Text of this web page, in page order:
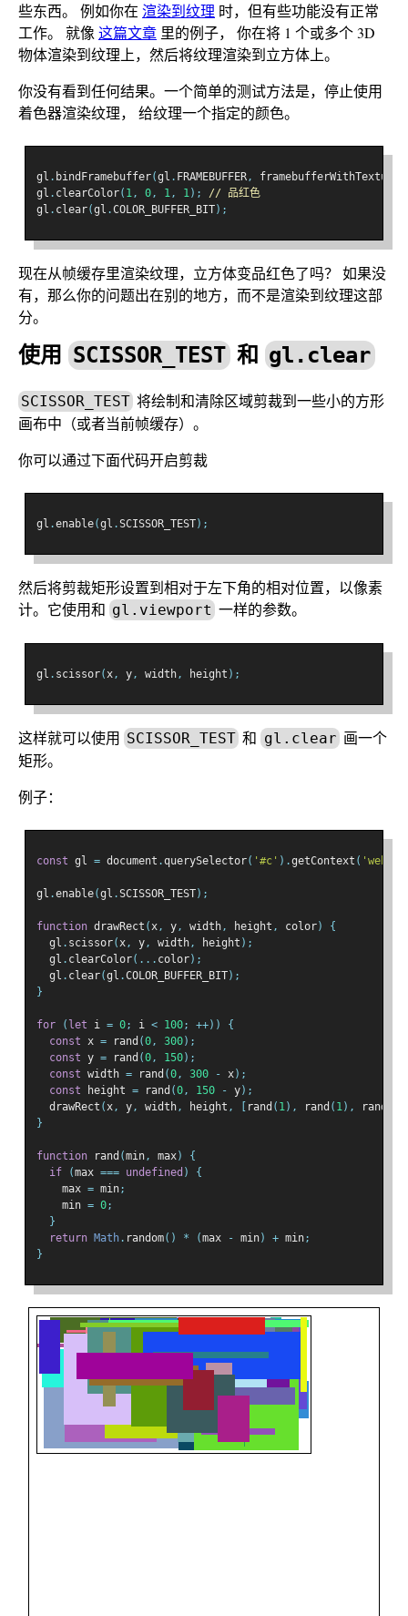
些东西。 例如你在 渲染到纹理 时，但有些功能没有正常
工作。 就像 这篇文章 里的例子， 你在将 1 个或多个 3D
物体渲染到纹理上，然后将纹理渲染到立方体上。
你没有看到任何结果。一个简单的测试方法是，停止使用
着色器渲染纹理， 给纹理一个指定的颜色。
gl . bindFramebuffer(gl . FRAMEBUFFER, framebufferWithTexture
gl . clearColor( 1, 0, 1, 1);
// 品红色
gl . clear(gl .COLOR_BUFFER_BIT);
现在从帧缓存里渲染纹理，立方体变品红色了吗？ 如果没
有，那么你的问题出在别的地方，而不是渲染到纹理这部
分。
使用 SCISSOR_TEST和 gl.clear
SCISSOR_TEST 将绘制和清除区域剪裁到一些小的方形
画布中（或者当前帧缓存）。
你可以通过下面代码开启剪裁
gl .enable(gl .SCISSOR_TEST);
然后将剪裁矩形设置到相对于左下角的相对位置，以像素
计。它使用和 gl.viewport 一样的参数。
gl . scissor(x, y, width, height );
这样就可以使用 SCISSOR_TEST 和 gl.clear画一个
矩形。
例子：
const gl = document .querySelector( '#c' ).getContext ( 'webgl'
gl .enable(gl .SCISSOR_TEST);
function drawRect (x, y, width, height , color)
{
  gl
. scissor(x, y, width, height );
  gl
. clearColor(... color);
  gl
. clear(gl .COLOR_BUFFER_BIT);
}
for ( let i = 0; i < 100; ++))
{
const x = rand (0, 300);
const y = rand (0, 150);
const width = rand (0, 300 - x);
const height = rand (0, 150 - y);
  drawRect
(x, y, width, height , rand ( 1), rand ( 1), rand
}
function rand (min, max)
{
if
(max === undefined )
{
    max
= min;
    min
= 0;
}
return Math. random() * (max - min) + min;
}